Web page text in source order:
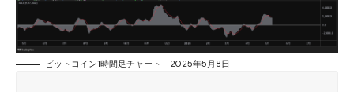
ビットコイン1時間足チャート 2025年5月8日